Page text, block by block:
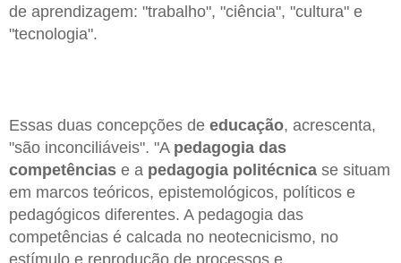
de aprendizagem: "trabalho", "ciência", "cultura" e
"tecnologia".
Essas duas concepções de educação, acrescenta,
"são inconciliáveis". "A pedagogia das
competências e a pedagogia politécnica se situam
em marcos teóricos, epistemológicos, políticos e
pedagógicos diferentes. A pedagogia das
competências é calcada no neotecnicismo, no
estímulo e reprodução de processos e